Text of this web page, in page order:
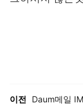
이전